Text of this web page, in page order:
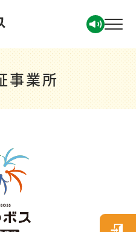
事業所